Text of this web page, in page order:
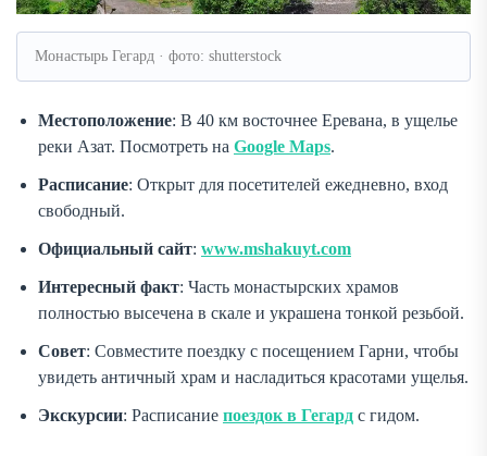
Монастырь Гегард · фото: shutterstock
Местоположение: В 40 км восточнее Еревана, в ущелье
реки Азат. Посмотреть на Google Maps.
Расписание: Открыт для посетителей ежедневно, вход
свободный.
Официальный сайт: www.mshakuyt.com
Интересный факт: Часть монастырских храмов
полностью высечена в скале и украшена тонкой резьбой.
Совет: Совместите поездку с посещением Гарни, чтобы
увидеть античный храм и насладиться красотами ущелья.
Экскурсии: Расписание поездок в Гегард с гидом.